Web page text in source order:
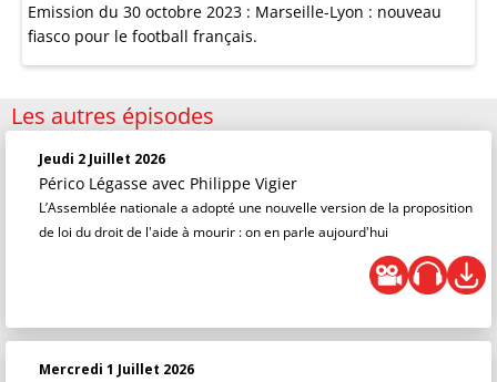
Emission du 30 octobre 2023 : Marseille-Lyon : nouveau
fiasco pour le football français.
Les autres épisodes
Jeudi 2 Juillet 2026
Périco Légasse avec Philippe Vigier
L’Assemblée nationale a adopté une nouvelle version de la proposition
de loi du droit de l'aide à mourir : on en parle aujourd'hui
Mercredi 1 Juillet 2026